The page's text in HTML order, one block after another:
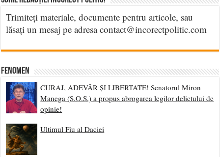
Trimiteți materiale, documente pentru articole, sau
lăsați un mesaj pe adresa contact@incorectpolitic.com
Fenomen
CURAJ, ADEVĂR ȘI LIBERTATE! Senatorul Miron
Manega (S.O.S.) a propus abrogarea legilor delictului de
opinie!
Ultimul Fiu al Daciei